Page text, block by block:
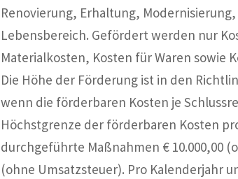
Renovierung, Erhaltung,
Lebensbereich. Gefördert werden nur
Materialkosten, Kosten für Waren sowie
Die Höhe der Förderung ist in den
wenn die förderbaren Kosten je
Höchstgrenze der förderbaren Kosten
durchgeführte Maßnahmen € 10.000,00
(ohne Umsatzsteuer). Pro Kalenderjahr